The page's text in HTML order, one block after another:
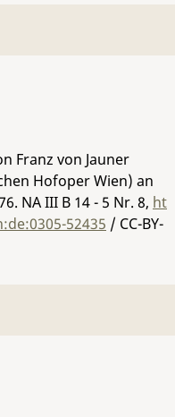
Franz von Jauner
Hofoper Wien) an
NA III B 14 - 5 Nr. 8, ht
52435 / CC-BY-